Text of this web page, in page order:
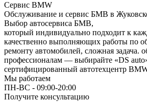
Сервис BMW
Обслуживание и сервис БМВ в
Выбор автосервиса БМВ,
который индивидуально подходит к
качественно выполняющих работы по
ремонту автомобилей, сложная задача.
профессионалам — выбирайте «DS
сертифицированный автотехцентр
Мы работаем
ПН-ВC - 09:00-20:00
Получите консультацию